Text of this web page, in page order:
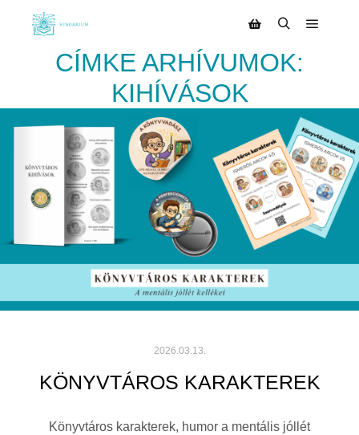
CÍMKE ARHÍVUMOK:
KIHÍVÁSOK
2026.03.13.
KÖNYVTÁROS KARAKTEREK
Könyvtáros karakterek, humor a mentális jóllét